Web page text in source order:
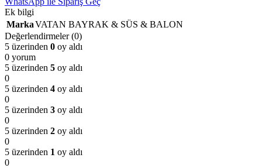
Ek bilgi
MarkaVATAN BAYRAK & SÜS & BALON
Değerlendirmeler (0)
5 üzerinden 0 oy aldı
0 yorum
5 üzerinden 5 oy aldı
0
5 üzerinden 4 oy aldı
0
5 üzerinden 3 oy aldı
0
5 üzerinden 2 oy aldı
0
5 üzerinden 1 oy aldı
0